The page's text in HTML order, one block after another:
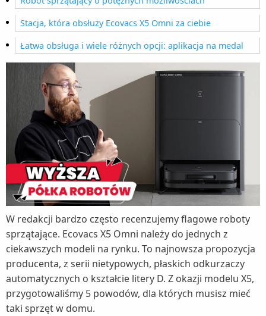
Stacja, która obsłuży Ecovacs X5 Omni za ciebie
Łatwa obsługa i wiele różnych opcji: aplikacja na medal
W redakcji bardzo często recenzujemy flagowe roboty
sprzątające. Ecovacs X5 Omni należy do jednych z
ciekawszych modeli na rynku. To najnowsza propozycja
producenta, z serii nietypowych, płaskich odkurzaczy
automatycznych o kształcie litery D. Z okazji modelu X5,
przygotowaliśmy 5 powodów, dla których musisz mieć
taki sprzęt w domu.